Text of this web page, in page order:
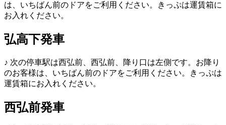
は、いちばん前のドアをご利用ください。きっぷは運賃箱に
お入れください。
弘高下発車
♪ 次の停車駅は西弘前、西弘前、降り口は左側です。お降り
のお客様は、いちばん前のドアをご利用ください。きっぷは
運賃箱にお入れください。
西弘前発車